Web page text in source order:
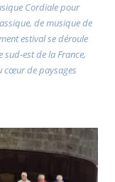
Cordiale pour
de musique de
estival se déroule
est de la France,
cœur de paysages